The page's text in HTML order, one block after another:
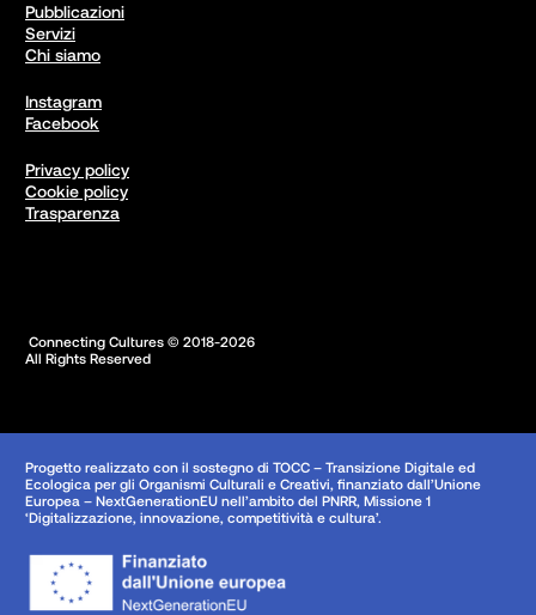
Pubblicazioni
Servizi
Chi siamo
Instagram
Facebook
Privacy policy
Cookie policy
Trasparenza
All Rights Reserved
Progetto realizzato con il sostegno di TOCC – Transizione Digitale ed
Ecologica per gli Organismi Culturali e Creativi, finanziato dall’Unione
Europea – NextGenerationEU nell’ambito del PNRR, Missione 1
‘Digitalizzazione, innovazione, competitività e cultura’.